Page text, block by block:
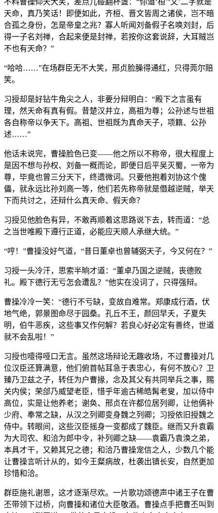
不料曹操仰天大笑，差点儿碰翻杯盏：“你道‘桓’‘文’二字就是
天命，真乃笑话！即便如此，齐桓、晋文皆周之诸侯，岂不暗
合孤之身份，怎是帝皇之兆？寡人听闻刘备假子名唤刘封，后
得一子名刘禅，合起来便是封禅，若按你这套说辞，大耳贼岂
不也有天命？”
“哈哈……”在场群臣无不大笑，邢贞脸臊得通红，只得莞尔赔
笑。
习授却是好钻牛角尖之人，非要分辩明白：“殿下之言虽有
理，然天命有真有假。昔楚汉并立，高祖为尊；公孙述与世祖
各自称帝以争天下。高祖、世祖既为真命天子，项籍、公孙
述……”
他话未说完，曹操脸色已变——他之所以不称帝，很大程度上
是因不想与孙权、刘备一概而论，即便日后平吴灭蜀，一帝为
尊，毕竟也曾三分天下，终遗微词。只要他抱着刘协这个傀
儡，就永远比孙刘高一等，他们若先称帝就是僭越逆贼，举天
下而共讨之，还辩什么真天命、假天命？
习授见他脸色有异，不敢再顺着这思路说下去，转而道：“总
之当世唯殿下遵行正道，必能应天顺人承继大统。”
“哼！”曹操没好气道，“昔日董卓也曾辅弼天子，今又何在？”
习授一头冷汗，思索半晌才道：“董卓乃国之逆贼，丧德败
礼。殿下德行无亏怎会遭乱？”他实在没词了，只得强辩。
曹操冷冷一笑：“德行不亏缺，变故自难常。郑康成行酒，伏
地气绝，郭景图命尽于园桑。孔丘不王，颜回早夭，子夏失
明，伯牛恶疾，这些事又作何解？若良心好必定有善终，世道
就不会乱啦！”
习授也噎得哑口无言。虽然这场辩论无趣收场，不过曹操对几
位汉臣还算满意，他们俯首帖耳急于表忠心，有何不放心？卫
臻乃卫兹之子，转任为户曹掾，念及其父有共同举兵之事，赐
关内侯；荣郃乃威望老臣，惜乎年逾古稀皓髯老叟，加以侍中
高位，实是让他养老；谢奂、邢贞在许都位居列卿，让他俩补
少府、奉常之缺，从汉之列卿变身魏之列卿；习授依旧授魏之
侍中。转眼间，这些汉臣摇身一变都成了魏臣。继而又升袁霸
为大司农、和洽为郎中令，补列卿之缺——袁霸乃袁涣之弟，
本具才干，又赖其兄之德；和洽乃曹操宠信之人，少数几个能
让曹操言听计从的，如今王粲病故，杜袭出镇长安，自然更加
珍惜和洽。
群臣施礼谢恩，这才逐渐尽欢。一片歌功颂德声中诸王子在曹
丕带领下过桥，向曹操和诸位大臣敬酒。曹操点手把曹丕叫到